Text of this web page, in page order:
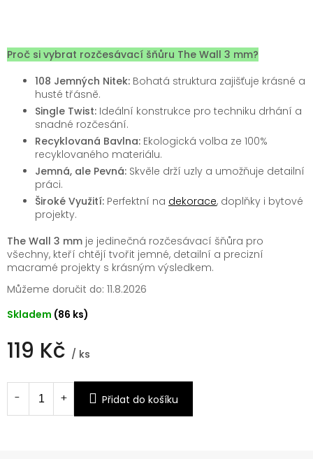
119 Kč / ks
cena:
Skladem (86 ks)
Můžeme doručit do: 11.8.2026
Přidat do košíku
Proč si vybrat rozčesávací šňůru The Wall 3 mm?
108 Jemných Nitek: Bohatá struktura zajišťuje krásné a
husté třásně.
Single Twist: Ideální konstrukce pro techniku drhání a
snadné rozčesání.
Recyklovaná Bavlna: Ekologická volba ze 100%
recyklovaného materiálu.
Jemná, ale Pevná: Skvěle drží uzly a umožňuje detailní
práci.
Široké Využití: Perfektní na dekorace, doplňky i bytové
projekty.
The Wall 3 mm je jedinečná rozčesávací šňůra pro
všechny, kteří chtějí tvořit jemné, detailní a precizní
macramé projekty s krásným výsledkem.